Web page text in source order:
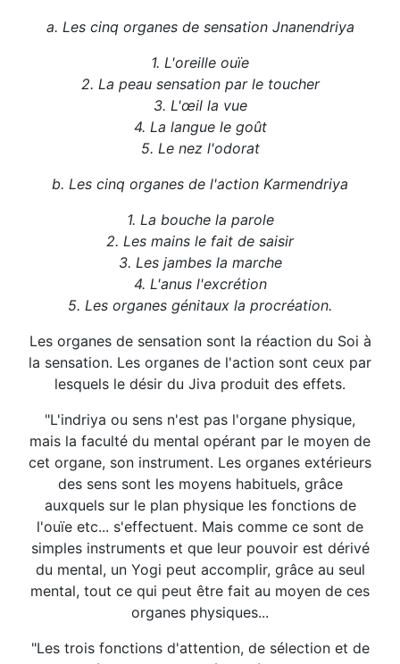
a. Les cinq organes de sensation Jnanendriya
1. L'oreille ouïe
2. La peau sensation par le toucher
3. L'œil la vue
4. La langue le goût
5. Le nez l'odorat
b. Les cinq organes de l'action Karmendriya
1. La bouche la parole
2. Les mains le fait de saisir
3. Les jambes la marche
4. L'anus l'excrétion
5. Les organes génitaux la procréation.
Les organes de sensation sont la réaction du Soi à
la sensation. Les organes de l'action sont ceux par
lesquels le désir du Jiva produit des effets.
"L'indriya ou sens n'est pas l'organe physique,
mais la faculté du mental opérant par le moyen de
cet organe, son instrument. Les organes extérieurs
des sens sont les moyens habituels, grâce
auxquels sur le plan physique les fonctions de
l'ouïe etc... s'effectuent. Mais comme ce sont de
simples instruments et que leur pouvoir est dérivé
du mental, un Yogi peut accomplir, grâce au seul
mental, tout ce qui peut être fait au moyen de ces
organes physiques...
"Les trois fonctions d'attention, de sélection et de